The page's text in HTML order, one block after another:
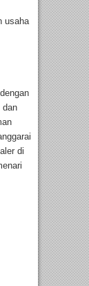
usaha
dan
di